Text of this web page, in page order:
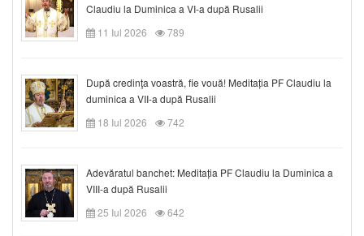
Claudiu la Duminica a VI-a după Rusalii
11 Iul 2026
789
După credinţa voastră, fie vouă! Meditația PF Claudiu la
duminica a VII-a după Rusalii
18 Iul 2026
742
Adevăratul banchet: Meditația PF Claudiu la Duminica a
VIII-a după Rusalii
25 Iul 2026
642